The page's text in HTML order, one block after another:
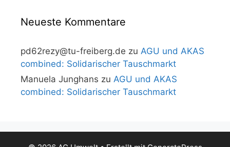
Neueste Kommentare
pd62rezy@tu-freiberg.de zu AGU und AKAS
combined: Solidarischer Tauschmarkt
Manuela Junghans zu AGU und AKAS
combined: Solidarischer Tauschmarkt